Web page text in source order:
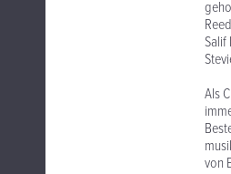
Salif
Als
von